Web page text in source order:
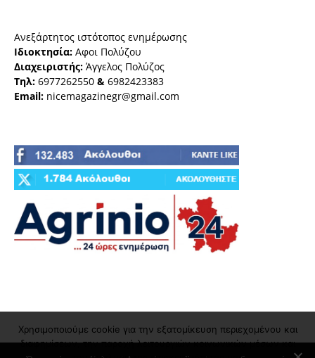
Ανεξάρτητος ιστότοπος ενημέρωσης
Ιδιοκτησία: Αφοι Πολύζου
Διαχειριστής: Άγγελος Πολύζος
Τηλ: 6977262550 & 6982423383
Email: nicemagazinegr@gmail.com
Χρησιμοποιούμε cookie για την εξατομίκευση περιεχομένου και
διαφημίσεων, την παροχή λειτουργιών κοινωνικών μέσων και